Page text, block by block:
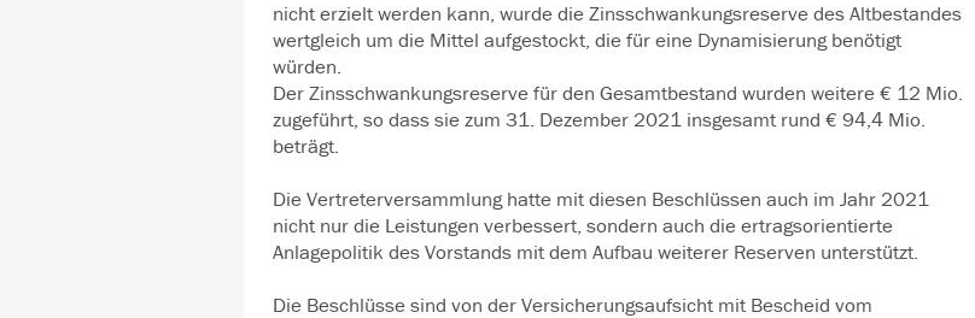
nicht erzielt werden kann, wurde die Zinsschwankungsreserve des Altbestandes
wertgleich um die Mittel aufgestockt, die für eine Dynamisierung benötigt
würden.
Der Zinsschwankungsreserve für den Gesamtbestand wurden weitere € 12 Mio.
zugeführt, so dass sie zum 31. Dezember 2021 insgesamt rund € 94,4 Mio.
beträgt.
Die Vertreterversammlung hatte mit diesen Beschlüssen auch im Jahr 2021
nicht nur die Leistungen verbessert, sondern auch die ertragsorientierte
Anlagepolitik des Vorstands mit dem Aufbau weiterer Reserven unterstützt.
Die Beschlüsse sind von der Versicherungsaufsicht mit Bescheid vom